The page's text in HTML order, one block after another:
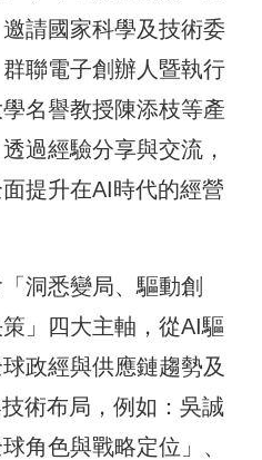
請國家科學及技術委
聯電子創辦人暨執行
名譽教授陳添枝等產
過經驗分享與交流，
提升在AI時代的經營
洞悉變局、驅動創
」四大主軸，從AI驅
政經與供應鏈趨勢及
術布局，例如：吳誠
角色與戰略定位」、